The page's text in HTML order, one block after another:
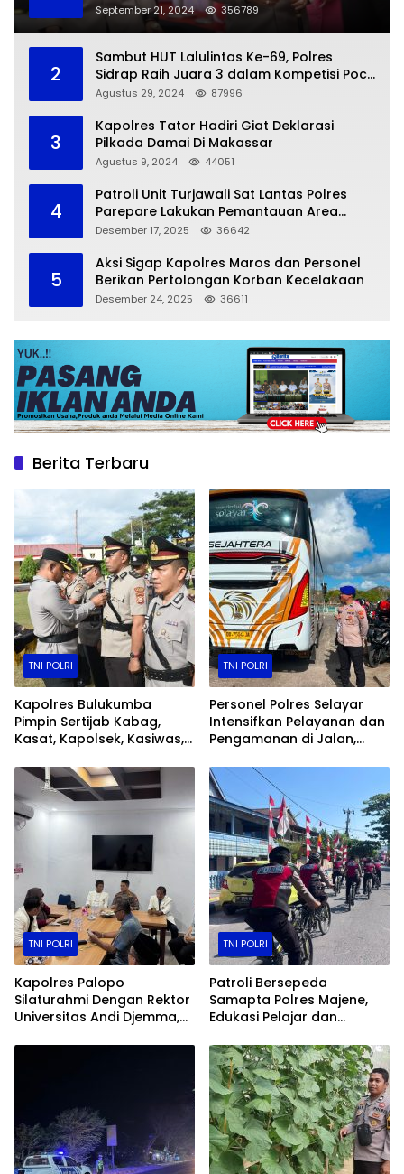
September 21, 2024 356789
2
Sambut HUT Lalulintas Ke-69, Polres
Sidrap Raih Juara 3 dalam Kompetisi Pocil
Zona 5
Agustus 29, 2024 87996
3
Kapolres Tator Hadiri Giat Deklarasi
Pilkada Damai Di Makassar
Agustus 9, 2024 44051
4
Patroli Unit Turjawali Sat Lantas Polres
Parepare Lakukan Pemantauan Area
Larangan Parkir
Desember 17, 2025 36642
5
Aksi Sigap Kapolres Maros dan Personel
Berikan Pertolongan Korban Kecelakaan
Desember 24, 2025 36611
Berita Terbaru
TNI POLRI
Kapolres Bulukumba
Pimpin Sertijab Kabag,
Kasat, Kapolsek, Kasiwas,
TNI POLRI
Personel Polres Selayar
Intensifkan Pelayanan dan
Pengamanan di Jalan,
Masyarakat, hingga
Pelabuhan
TNI POLRI
Kapolres Palopo
Silaturahmi Dengan Rektor
Universitas Andi Djemma,
Perguruan Tinggi
TNI POLRI
Patroli Bersepeda
Samapta Polres Majene,
Edukasi Pelajar dan
Kepada Warga